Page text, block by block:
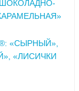
«СЫРНЫЙ»,
«ЛИСИЧКИ